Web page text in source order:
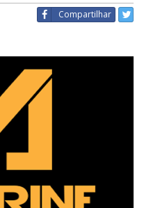
Compartilhar